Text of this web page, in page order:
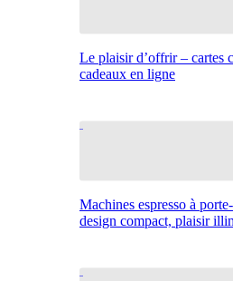
Le plaisir d’offrir – cartes
cadeaux en ligne
Machines espresso à
design compact, plaisir